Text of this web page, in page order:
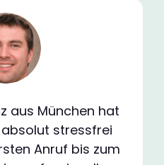
aus München hat
stressfrei
Anruf bis zum